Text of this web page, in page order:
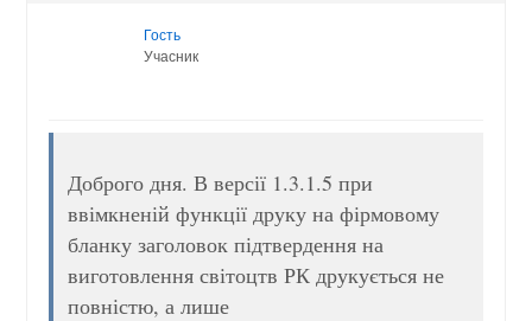
Гость
Учасник
Доброго дня. В версії 1.3.1.5 при
ввімкненій функції друку на фірмовому
бланку заголовок підтвердення на
виготовлення світоцтв РК друкується не
повністю, а лише